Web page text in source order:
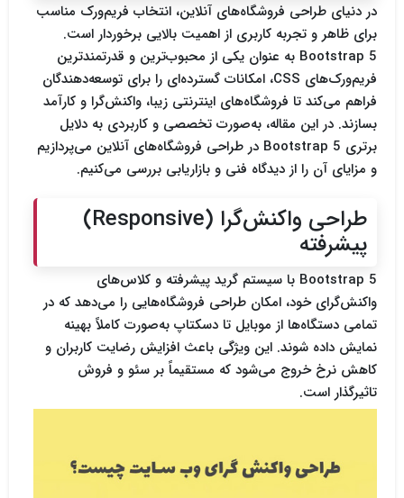
در دنیای طراحی فروشگاه‌های آنلاین، انتخاب فریم‌ورک مناسب
برای ظاهر و تجربه کاربری از اهمیت بالایی برخوردار است.
Bootstrap 5 به عنوان یکی از محبوب‌ترین و قدرتمندترین
فریم‌ورک‌های CSS، امکانات گسترده‌ای را برای توسعه‌دهندگان
فراهم می‌کند تا فروشگاه‌های اینترنتی زیبا، واکنش‌گرا و کارآمد
بسازند. در این مقاله، به‌صورت تخصصی و کاربردی به دلایل
برتری Bootstrap 5 در طراحی فروشگاه‌های آنلاین می‌پردازیم
و مزایای آن را از دیدگاه فنی و بازاریابی بررسی می‌کنیم.
طراحی واکنش‌گرا (Responsive)
پیشرفته
Bootstrap 5 با سیستم گرید پیشرفته و کلاس‌های
واکنش‌گرای خود، امکان طراحی فروشگاه‌هایی را می‌دهد که در
تمامی دستگاه‌ها از موبایل تا دسکتاپ به‌صورت کاملاً بهینه
نمایش داده شوند. این ویژگی باعث افزایش رضایت کاربران و
کاهش نرخ خروج می‌شود که مستقیماً بر سئو و فروش
تاثیرگذار است.